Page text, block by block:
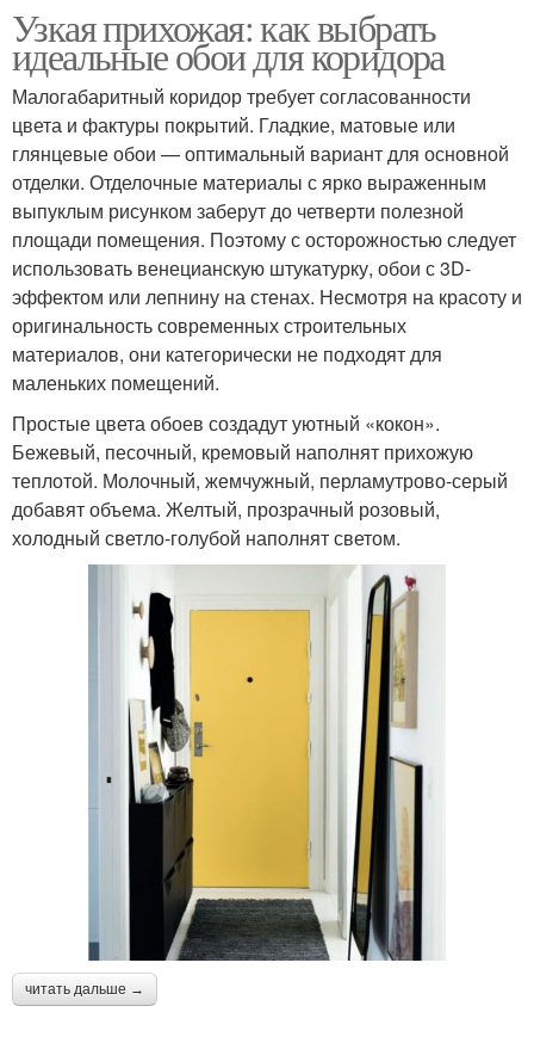
Узкая прихожая: как выбрать
идеальные обои для коридора
Малогабаритный коридор требует согласованности
цвета и фактуры покрытий. Гладкие, матовые или
глянцевые обои — оптимальный вариант для основной
отделки. Отделочные материалы с ярко выраженным
выпуклым рисунком заберут до четверти полезной
площади помещения. Поэтому с осторожностью следует
использовать венецианскую штукатурку, обои с 3D-
эффектом или лепнину на стенах. Несмотря на красоту и
оригинальность современных строительных
материалов, они категорически не подходят для
маленьких помещений.
Простые цвета обоев создадут уютный «кокон».
Бежевый, песочный, кремовый наполнят прихожую
теплотой. Молочный, жемчужный, перламутрово-серый
добавят объема. Желтый, прозрачный розовый,
холодный светло-голубой наполнят светом.
читать дальше →